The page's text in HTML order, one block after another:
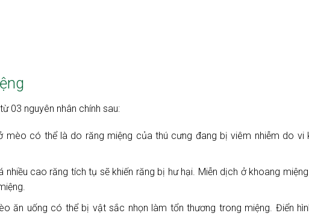
03 nguyên nhân chính sau:
mèo có thể là do răng miệng của thú cưng đang bị viêm nhiễm do vi
nhiều cao răng tích tụ sẽ khiến răng bị hư hại. Miễn dịch ở khoang
ăn uống có thể bị vật sắc nhọn làm tổn thương trong miệng. Điển